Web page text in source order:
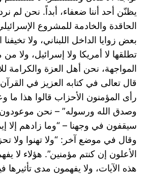
يظنّن أحد أننا ضعفاء، أبداً. نحن لم
الحاقدة ‏والخادمة للمشروع
بعض زوايا الداخل اللبناني، ولا تخيفنا
تطلقها لا ‏أمريكا ولا إسرائيل، ولا
المواجهة، نحن أهل العزة والكرامة
قال ‏تعالى في كتابه العزيز في
رأى المؤمنون الأحزاب قالوا هذا ما
‏وصدق الله ورسوله” – نحن موعودون
سيقفون في وجهنا – “وما زادهم إلا
‏وقال في موضع آخر: “ولا تهنوا ولا
الأعلون إن كنتم مؤمنين”. هؤلاء لا
هذه ‏الآيات، ولا يفهمون مدى تأثيرها